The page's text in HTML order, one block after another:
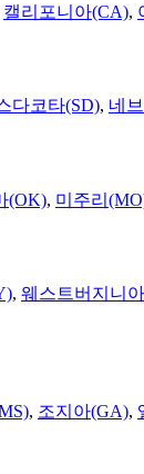
캘리포니아(CA),
다코타(SD), 네
(OK), 미주리
, 웨스트버지니
, 조지아(GA),